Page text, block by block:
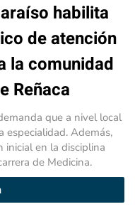
habilita
de atención
la comunidad
Reñaca
que a nivel local
especialidad. Además,
inicial en la disciplina
de Medicina.